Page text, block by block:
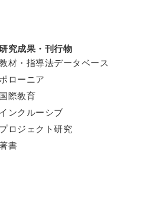
究成果・刊行物
材・指導法データベース
ポローニア
国際教育
インクルーシブ
プロジェクト研究
書